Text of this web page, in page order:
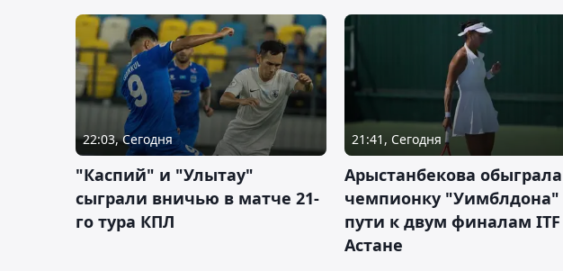
22:03, Сегодня
"Каспий" и "Улытау"
сыграли вничью в матче 21-
го тура КПЛ
21:41, Сегодня
Арыстанбекова обыграла
чемпионку "Уимблдона"
пути к двум финалам ITF
Астане